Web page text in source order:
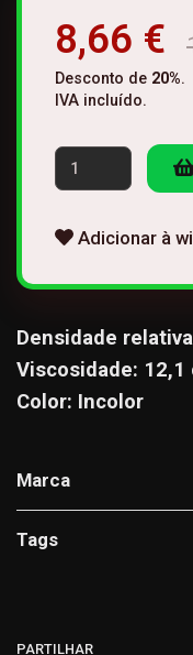
8,66 €
Desconto de 20%.
IVA incluído.
Adicionar à
Densidade
Viscosidade: 12,1
Color: Incolor
Marca
Tags
PARTILHAR